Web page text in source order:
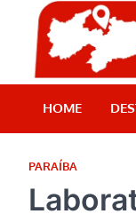
content
HOME
PARAÍBA